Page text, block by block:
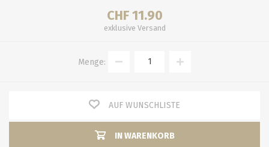
CHF 11.90
exklusive Versand
Menge:
AUF WUNSCHLISTE
IN WARENKORB